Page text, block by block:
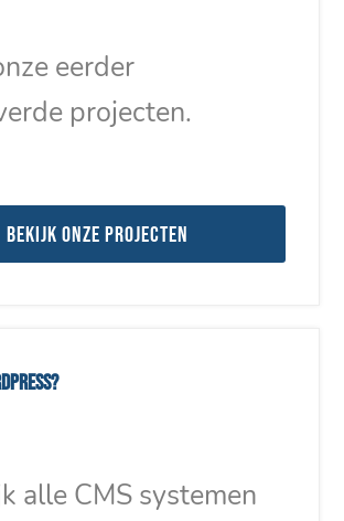
eerder
projecten.
Bekijk onze projecten
alle CMS systemen